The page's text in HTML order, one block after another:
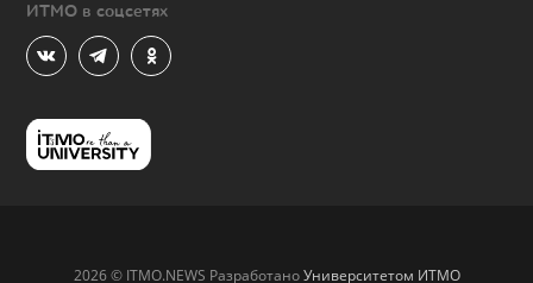
ИТМО в соцсетях
2026 © ITMO.NEWS РазработаноУниверситетом ИТМО